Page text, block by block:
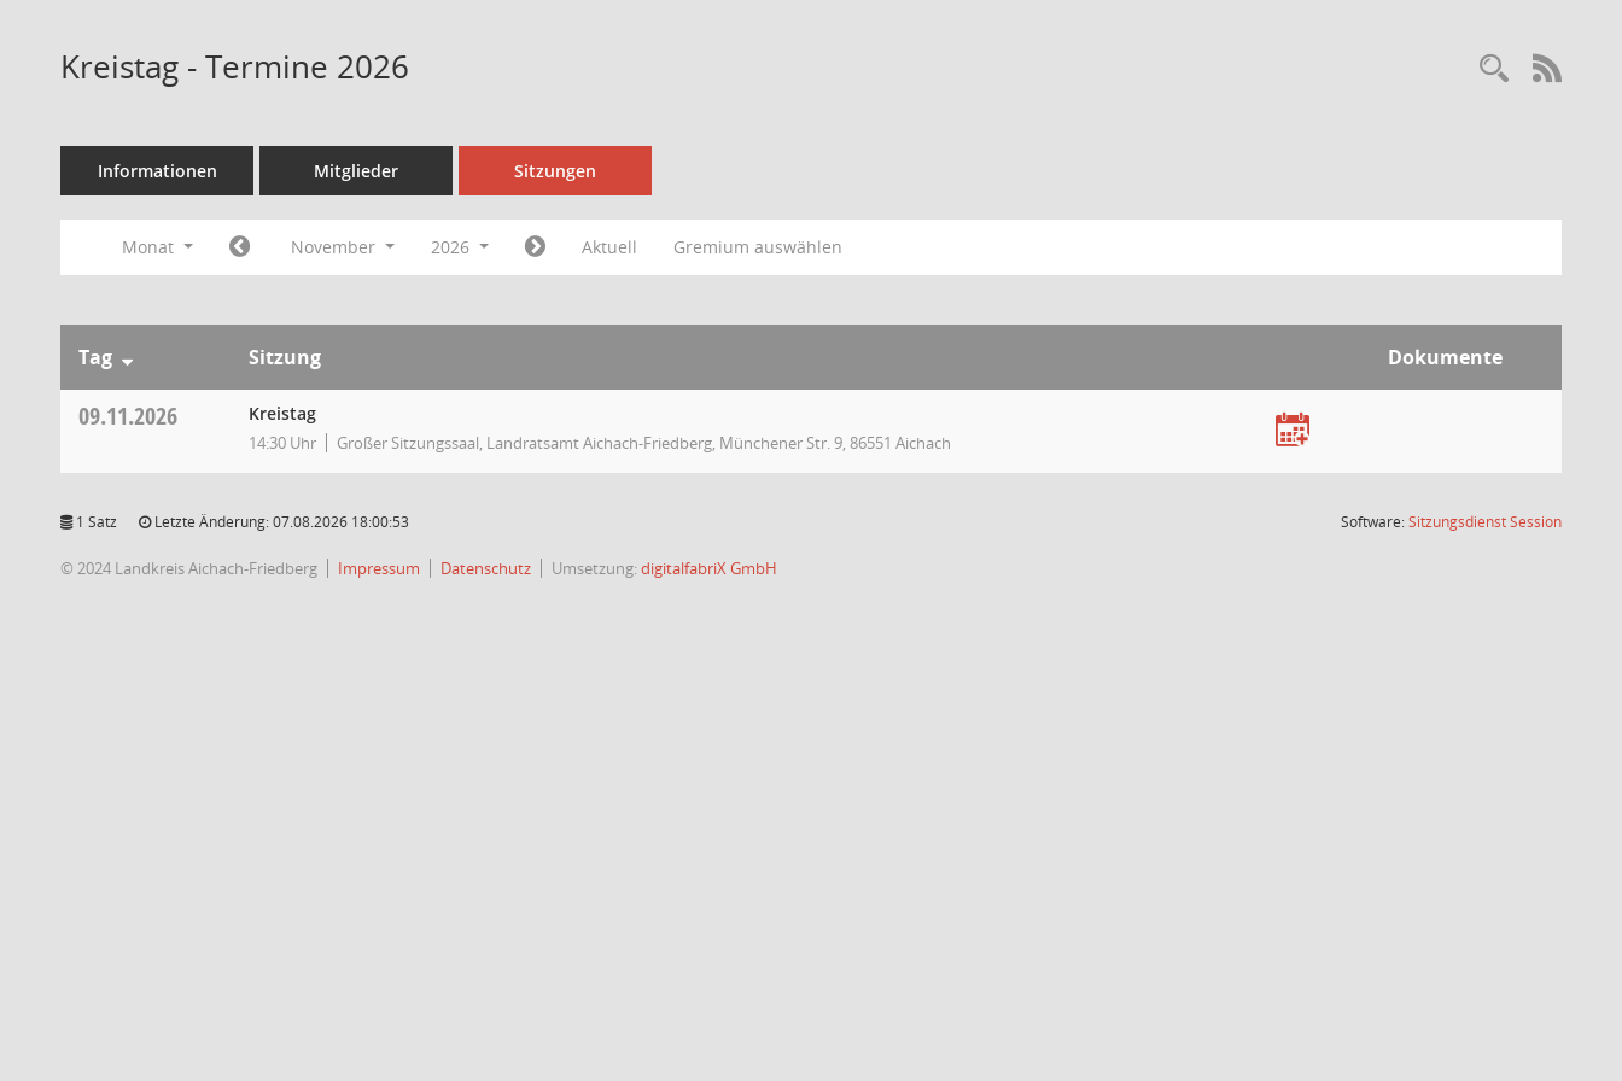
Kreistag - Termine 2026
Informationen Mitglieder Sitzungen
Monat November 2026 Aktuell Gremium auswählen
Tag Sitzung Dokumente
09.11.2026 Kreistag
14:30 Uhr Großer Sitzungssaal, Landratsamt Aichach-Friedberg, Münchener Str. 9, 86551 Aichach
1 Satz Letzte Änderung: 07.08.2026 18:00:53 Software:SitzungsdienstSession(Wird in
© 2024 Landkreis Aichach-Friedberg Impressum Datenschutz Umsetzung:digitalfabriX GmbH